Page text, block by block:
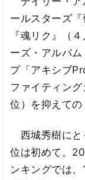
ールスターズ
『魂リク』（
ーズ・アルバ
プ「アキシブ
ファイティン
位）を抑えての
西城秀樹にと
位は初めて。
ンキングでは